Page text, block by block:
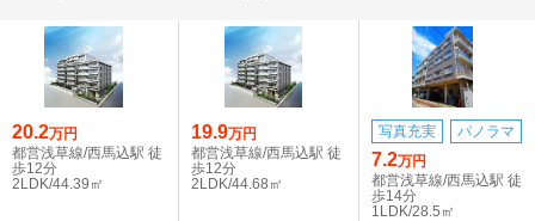
20.2万円
都営浅草線/西馬込駅 徒
歩12分
2LDK/44.39㎡
19.9万円
都営浅草線/西馬込駅 徒
歩12分
2LDK/44.68㎡
写真充実 パノラマ
7.2万円
都営浅草線/西馬込駅 徒
歩14分
1LDK/28.5㎡